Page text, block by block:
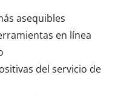
asequibles
en línea
del servicio de